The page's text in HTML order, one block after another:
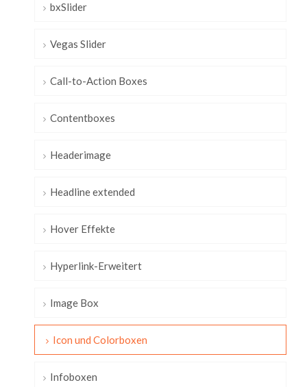
bxSlider
Vegas Slider
Call-to-Action Boxes
Contentboxes
Headerimage
Headline extended
Hover Effekte
Hyperlink-Erweitert
Image Box
Icon und Colorboxen
Infoboxen